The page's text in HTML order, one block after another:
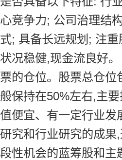
心竞争力; 公司治理结
式; 具备长远规划; 注
状况稳健,现金流良好
票的仓位。股票总仓
般保持在50%左右,主
值便宜、有一定行业
研究和行业研究的成
段性机会的蓝筹股和